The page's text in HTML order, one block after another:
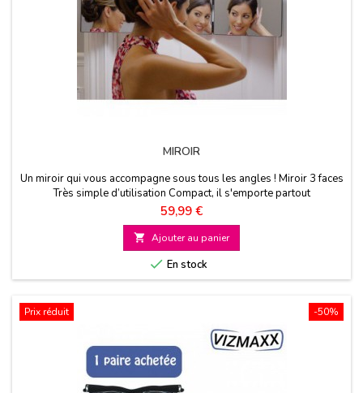
MIROIR
Un miroir qui vous accompagne sous tous les angles ! Miroir 3 faces
Très simple d’utilisation Compact, il s'emporte partout
Prix
59,99 €
 Ajouter au panier
 En stock
-50%
Prix réduit